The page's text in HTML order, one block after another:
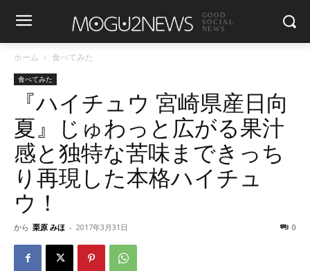
GOOD
SOCIAL
NEWS
ホーム 食べてみた
食べてみた
『ハイチュウ 宮崎県産日向
夏』じゅわっと広がる果汁
感と独特な苦味まできっち
り再現した本格ハイチュ
ウ！
から 栗原 みほ - 2017年3月31日 0